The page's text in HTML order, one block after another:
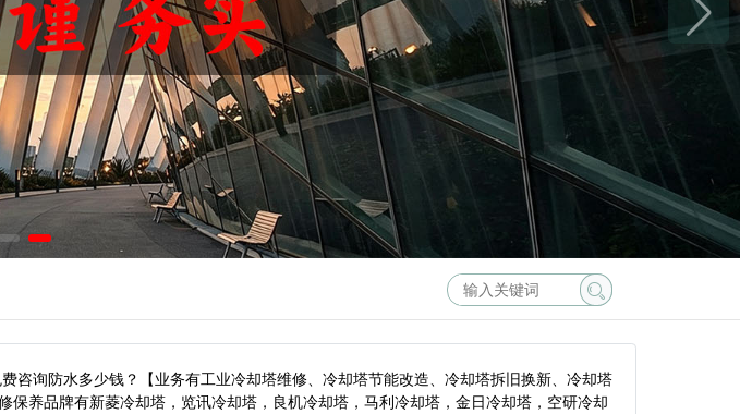
咨询防水多少钱？【业务有工业冷却塔维修、冷却塔节能改造、冷却塔拆旧换新、冷却塔
养品牌有新菱冷却塔，览讯冷却塔，良机冷却塔，马利冷却塔，金日冷却塔，空研冷却